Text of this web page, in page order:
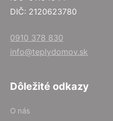
DIČ: 2120623780
0910 378 830
info@teplydomov.sk
Dôležité odkazy
O nás